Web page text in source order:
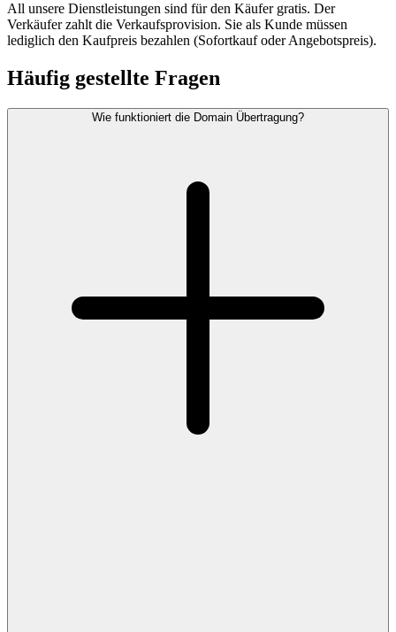
All unsere Dienstleistungen sind für den Käufer gratis. Der
Verkäufer zahlt die Verkaufsprovision. Sie als Kunde müssen
lediglich den Kaufpreis bezahlen (Sofortkauf oder Angebotspreis).
Häufig gestellte Fragen
Wie funktioniert die Domain Übertragung?